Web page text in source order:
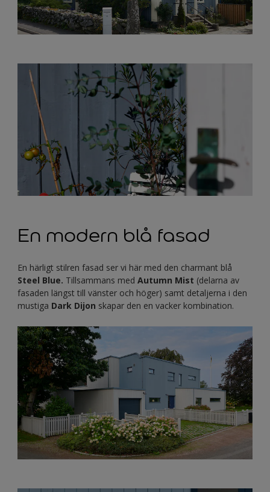
En modern blå fasad
En härligt stilren fasad ser vi här med den charmant blå
Steel Blue. Tillsammans med Autumn Mist (delarna av
fasaden längst till vänster och höger) samt detaljerna i den
mustiga Dark Dijon skapar den en vacker kombination.